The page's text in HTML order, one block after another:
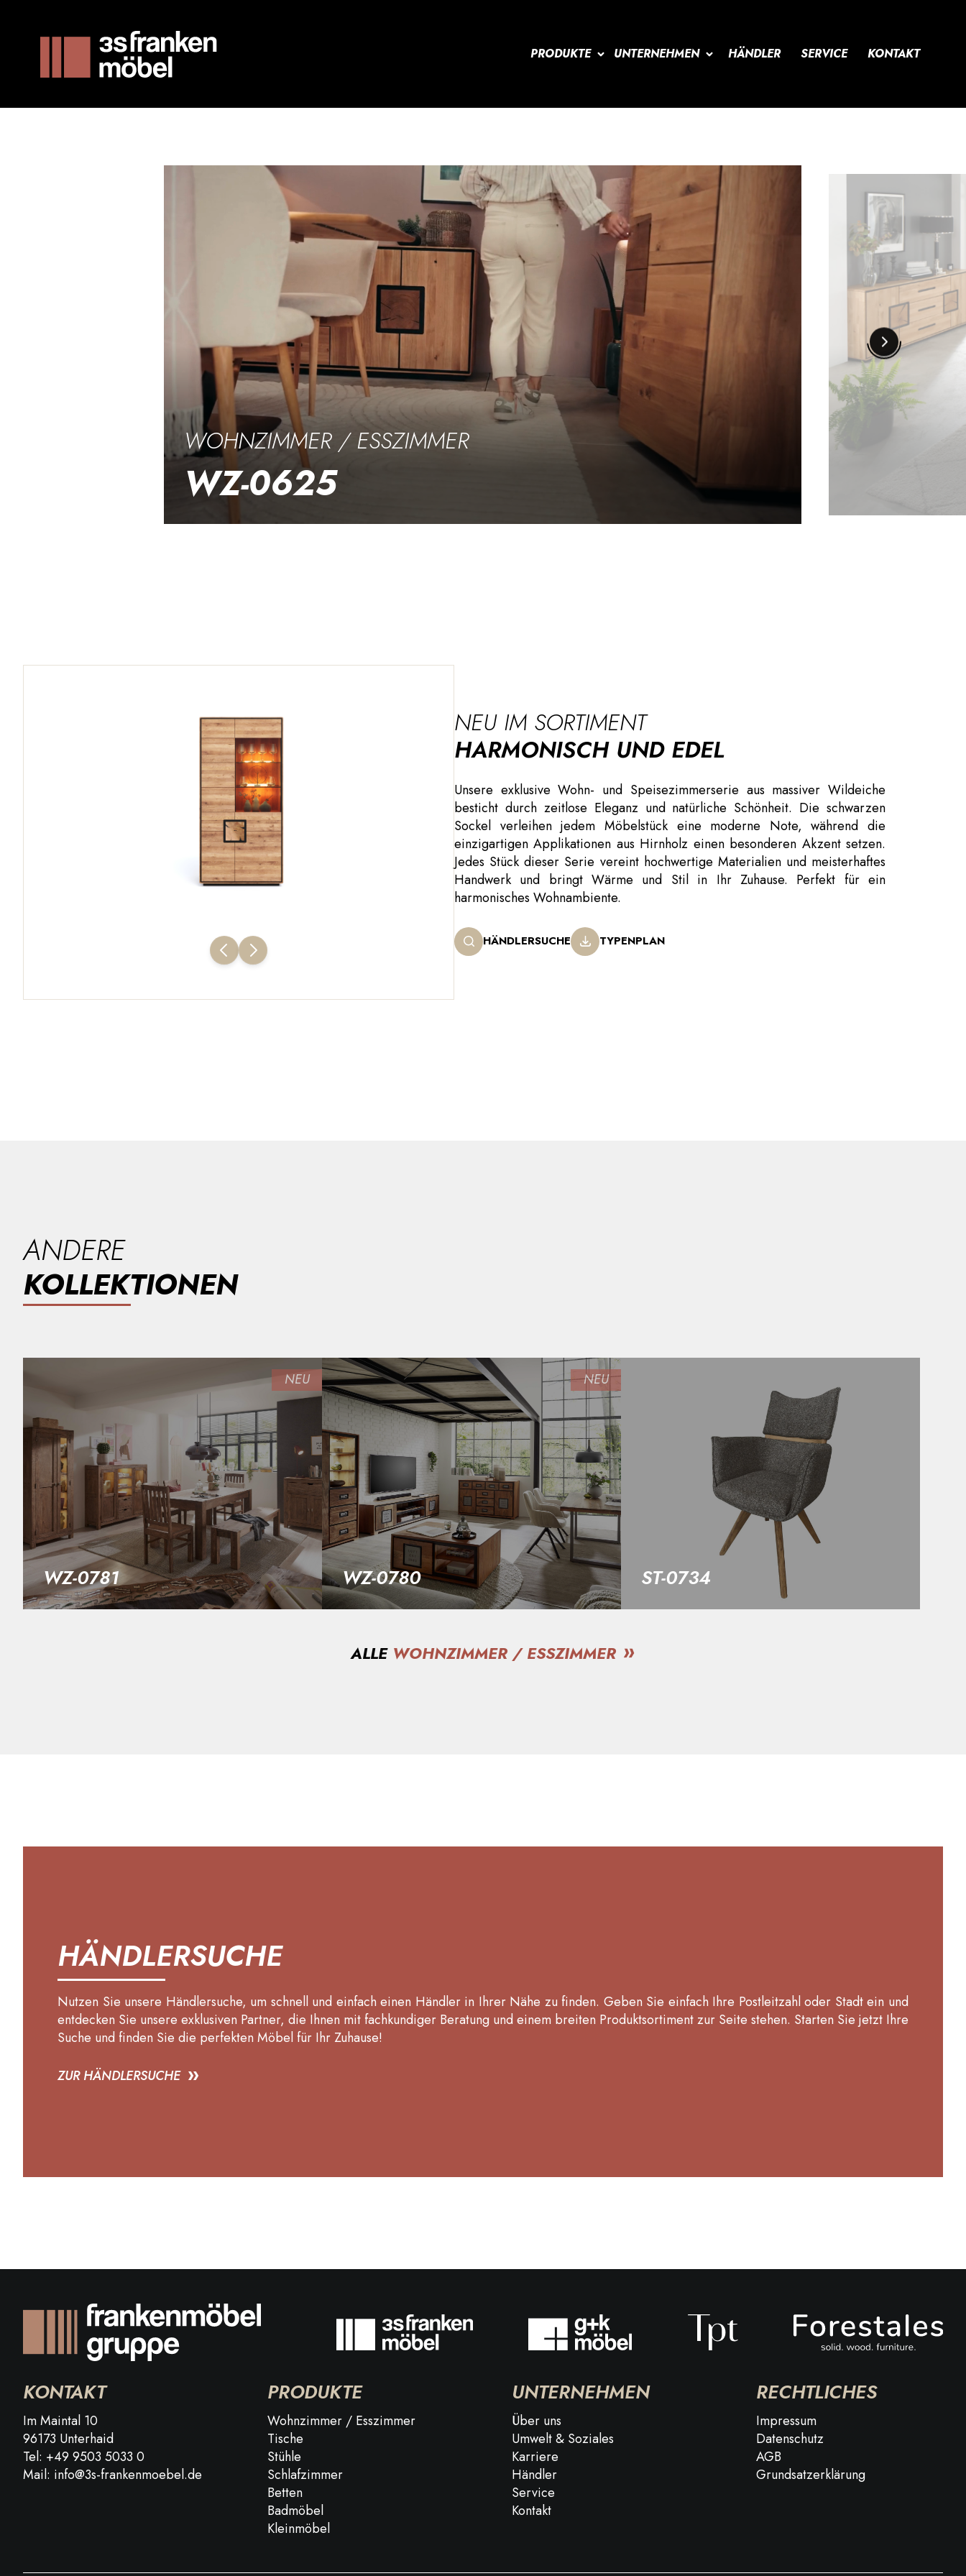
PRODUKTE UNTERNEHMEN HÄNDLER SERVICE KONTAKT
WOHNZIMMER / ESSZIMMER
WZ-0625
NEU IM SORTIMENT
HARMONISCH UND EDEL
Unsere exklusive Wohn- und Speisezimmerserie aus massiver Wildeiche
besticht durch zeitlose Eleganz und natürliche Schönheit. Die schwarzen
Sockel verleihen jedem Möbelstück eine moderne Note, während die
einzigartigen Applikationen aus Hirnholz einen besonderen Akzent setzen.
Jedes Stück dieser Serie vereint hochwertige Materialien und meisterhaftes
Handwerk und bringt Wärme und Stil in Ihr Zuhause. Perfekt für ein
harmonisches Wohnambiente.
HÄNDLERSUCHE TYPENPLAN
ANDERE
KOLLEKTIONEN
WZ-0781 WZ-0780 ST-0734
ALLE WOHNZIMMER / ESSZIMMER
HÄNDLERSUCHE
Nutzen Sie unsere Händlersuche, um schnell und einfach einen Händler in Ihrer Nähe zu finden. Geben Sie einfach Ihre Postleitzahl oder Stadt ein und
entdecken Sie unsere exklusiven Partner, die Ihnen mit fachkundiger Beratung und einem breiten Produktsortiment zur Seite stehen. Starten Sie jetzt Ihre
Suche und finden Sie die perfekten Möbel für Ihr Zuhause!
ZUR HÄNDLERSUCHE
KONTAKT
Im Maintal 10
96173 Unterhaid
Tel: +49 9503 5033 0
Mail: info@3s-frankenmoebel.de
PRODUKTE
Wohnzimmer / Esszimmer
Tische
Stühle
Schlafzimmer
Betten
Badmöbel
Kleinmöbel
UNTERNEHMEN
Über uns
Umwelt & Soziales
Karriere
Händler
Service
Kontakt
RECHTLICHES
Impressum
Datenschutz
AGB
Grundsatzerklärung